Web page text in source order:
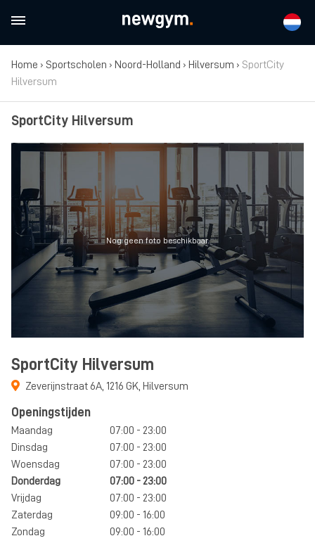
Home › Sportscholen › Noord-Holland › Hilversum › SportCity
Hilversum
SportCity Hilversum
Nog geen foto beschikbaar.
SportCity Hilversum
Zeverijnstraat 6A, 1216 GK, Hilversum
Openingstijden
Maandag
07:00 - 23:00
Dinsdag
07:00 - 23:00
Woensdag
07:00 - 23:00
Donderdag
07:00 - 23:00
Vrijdag
07:00 - 23:00
Zaterdag
09:00 - 16:00
Zondag
09:00 - 16:00